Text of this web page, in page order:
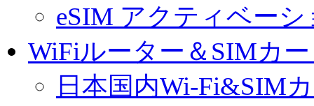
eSIM アクティベー
WiFiルーター＆SIMカ
日本国内Wi-Fi&SIM